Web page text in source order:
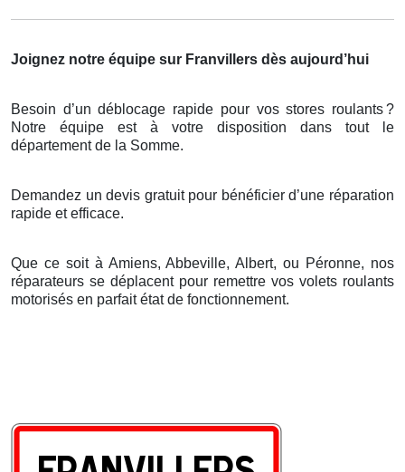
Joignez notre équipe sur Franvillers dès aujourd’hui
Besoin d’un déblocage rapide pour vos stores roulants?
Notre équipe est à votre disposition dans tout le
département de la Somme.
Demandez un devis gratuit pour bénéficier d’une réparation
rapide et efficace.
Que ce soit à Amiens, Abbeville, Albert, ou Péronne, nos
réparateurs se déplacent pour remettre vos volets roulants
motorisés en parfait état de fonctionnement.